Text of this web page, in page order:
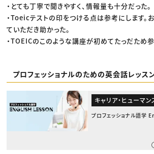
・とても丁寧で聞きやすく、情報量も十分だった。
・Toeicテストの印をつける点は参考にします。
ていただき助かった。
・TOEICのこのような講座が初めてたっだため参
プロフェッショナルのための英会話レッス
キャリア・ヒューマン
プロフェッショナル語